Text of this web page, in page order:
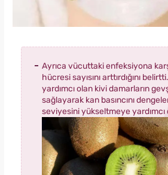
Ayrıca vücuttaki enfeksiyona
hücresi sayısını arttırdığını
yardımcı olan kivi damarların
sağlayarak kan basıncını
seviyesini yükseltmeye yardımcı